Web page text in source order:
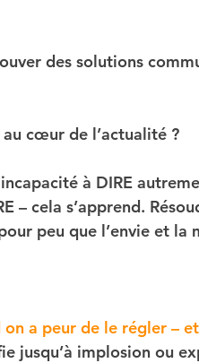
des solutions
cœur de l’actualité ?
à DIRE
– cela s’apprend.
peu que l’envie et
a peur de le régler –
jusqu’à implosion ou